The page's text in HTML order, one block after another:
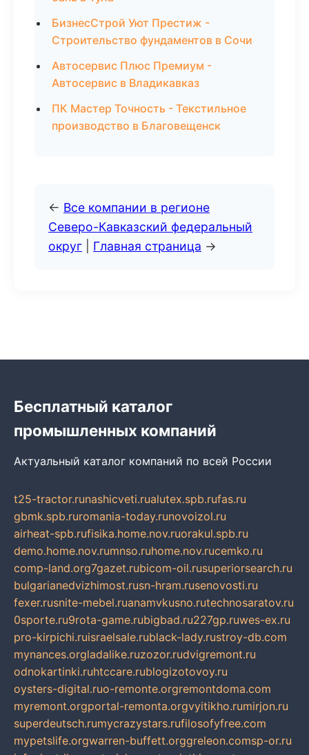
БизнесСтрой Уют Престиж -
Строительство фундаментов в Сочи
Автосервис Плюс Премиум -
Автосервис в Владикавказ
ПК Мастер Точность - Текстильное
производство в Благовещенск
← Все компании в регионе
Северо-Кавказский федеральный
округ
Главная страница →
Бесплатный каталог
промышленных компаний
Актуальный каталог компаний по всей России
t25-tractor.runashicveti.rualutex.spb.rufas.ru
gbmk.spb.ruromania-today.runovoizol.ru
airheat-spb.rufisika.home.nov.ruorakul.spb.ru
demo.home.nov.rumnso.ruhome.nov.rucemko.ru
comp-land.org7gazet.rubicom-oil.rusuperiorsearch.ru
bulgarianedvizhimost.rusn-hram.rusenovosti.ru
fexer.rusnite-mebel.ruanamvkusno.rutechnosaratov.ru
0sporte.ru9rota-game.rubigbad.ru227gp.ruwes-ex.ru
pro-kirpichi.ruisraelsale.rublack-lady.rustroy-db.com
mynances.orgladalike.ruzozor.rudvigremont.ru
odnokartinki.ruhtccare.rublogizotovoy.ru
oysters-digital.ruo-remonte.orgremontdoma.com
myremont.orgportal-remonta.orgvyitikho.rumirjon.ru
superdeutsch.rumycrazystars.rufilosofyfree.com
mypetslife.orgwarren-buffett.orggreleon.comsp-or.ru